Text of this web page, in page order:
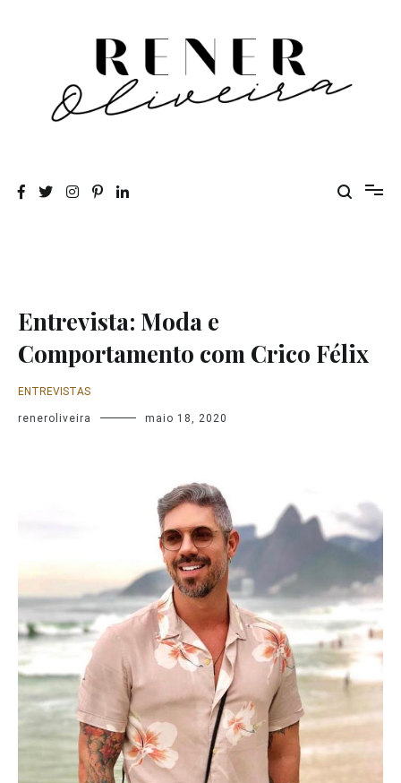
Entrevista: Moda e
Comportamento com Crico Félix
ENTREVISTAS
reneroliveira maio 18, 2020